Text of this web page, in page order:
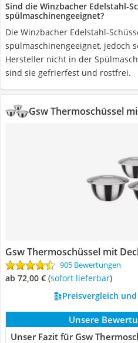
Sind die Winzbacher Edelstahl-
spülmaschinengeeignet?
Die Winzbacher Edelstahl-
spülmaschinengeeignet, jedoch
Hersteller nicht in der
sind sie gefrierfest und rostfrei.
Gsw Thermoschüssel
Gsw Thermoschüssel mit
905 Bewertungen
ab 72,00 € ( Sofort lieferbar)
Preisvergleich
Unsere
Unser Fazit für Gsw